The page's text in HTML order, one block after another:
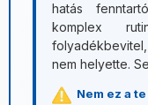
hatás
komplex
nem helyette.
Nem ez a